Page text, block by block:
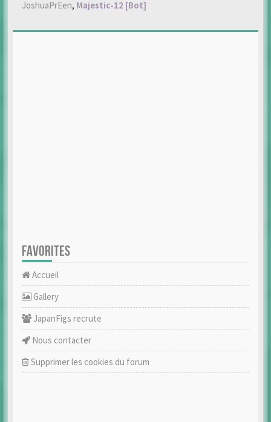
JoshuaPrEen, Majestic-12 [Bot]
FAVORITES
Accueil
Gallery
JapanFigs recrute
Nous contacter
Supprimer les cookies du forum